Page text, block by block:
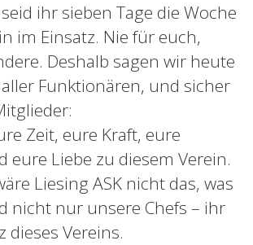
ihr sieben Tage die Woche
im Einsatz. Nie für euch,
Deshalb sagen wir heute
Funktionären, und sicher
Zeit, eure Kraft, eure
eure Liebe zu diesem Verein.
Liesing ASK nicht das, was
nicht nur unsere Chefs – ihr
dieses Vereins.